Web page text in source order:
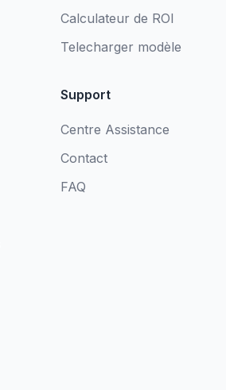
Calculateur de ROI
Telecharger modèle
Support
Centre Assistance
Contact
FAQ